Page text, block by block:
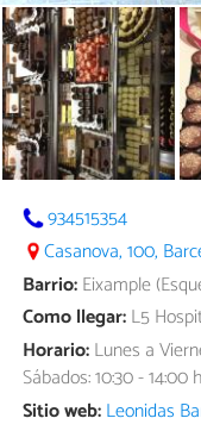
934515354
Casanova, 100,
Barrio:Eixample
Como llegar:L5
Horario:Lunes a
Sábados: 10:30 -
Sitio web:Leonidas